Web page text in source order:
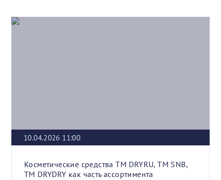
10.04.2026 11:00
Косметические средства ТМ DRYRU, ТМ SNB,
ТМ DRYDRY как часть ассортимента